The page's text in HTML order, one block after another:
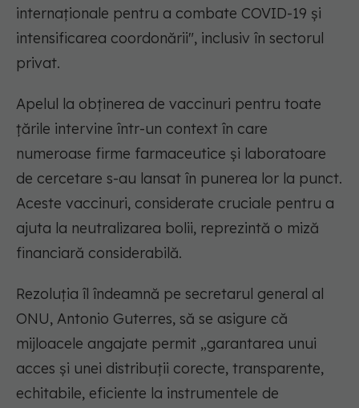
internaționale pentru a combate COVID-19 și
intensificarea coordonării", inclusiv în sectorul
privat.
Apelul la obținerea de vaccinuri pentru toate
țările intervine într-un context în care
numeroase firme farmaceutice și laboratoare
de cercetare s-au lansat în punerea lor la punct.
Aceste vaccinuri, considerate cruciale pentru a
ajuta la neutralizarea bolii, reprezintă o miză
financiară considerabilă.
Rezoluția îl îndeamnă pe secretarul general al
ONU, Antonio Guterres, să se asigure că
mijloacele angajate permit „garantarea unui
acces și unei distribuții corecte, transparente,
echitabile, eficiente la instrumentele de